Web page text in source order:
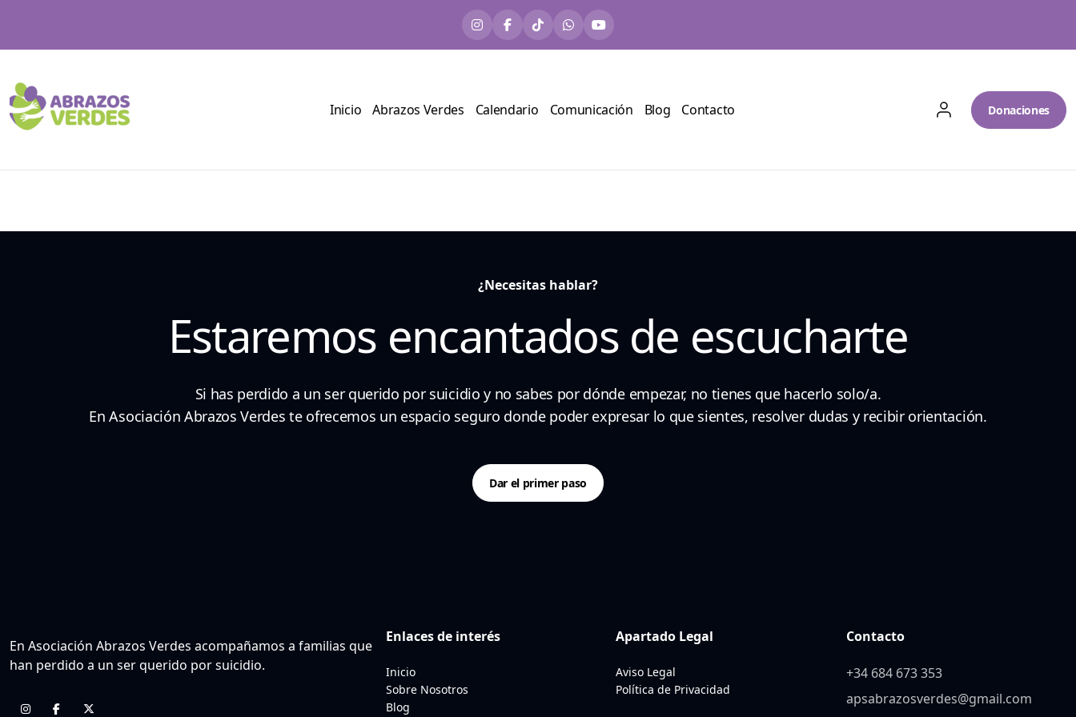
Inicio Abrazos Verdes Calendario Comunicación Blog Contacto Donaciones
¿Necesitas hablar?
Estaremos encantados de escucharte
Si has perdido a un ser querido por suicidio y no sabes por dónde empezar, no tienes que hacerlo solo/a.
En Asociación Abrazos Verdes te ofrecemos un espacio seguro donde poder expresar lo que sientes, resolver dudas y recibir orientación.
Dar el primer paso
En Asociación Abrazos Verdes acompañamos a familias que
han perdido a un ser querido por suicidio.
Enlaces de interés
Inicio
Sobre Nosotros
Blog
Apartado Legal
Aviso Legal
Política de Privacidad
Contacto
+34 684 673 353
apsabrazosverdes@gmail.com